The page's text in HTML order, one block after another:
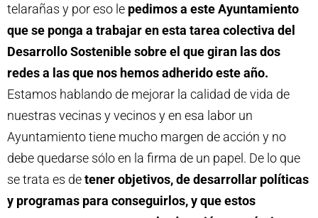
telarañas y por eso le pedimos a este Ayuntamiento
que se ponga a trabajar en esta tarea colectiva del
Desarrollo Sostenible sobre el que giran las dos
redes a las que nos hemos adherido este año.
Estamos hablando de mejorar la calidad de vida de
nuestras vecinas y vecinos y en esa labor un
Ayuntamiento tiene mucho margen de acción y no
debe quedarse sólo en la firma de un papel. De lo que
se trata es detener objetivos, de desarrollar políticas
y programas para conseguirlos, y que estos